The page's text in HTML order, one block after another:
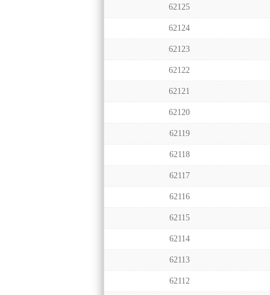
62125
62124
62123
62122
62121
62120
62119
62118
62117
62116
62115
62114
62113
62112